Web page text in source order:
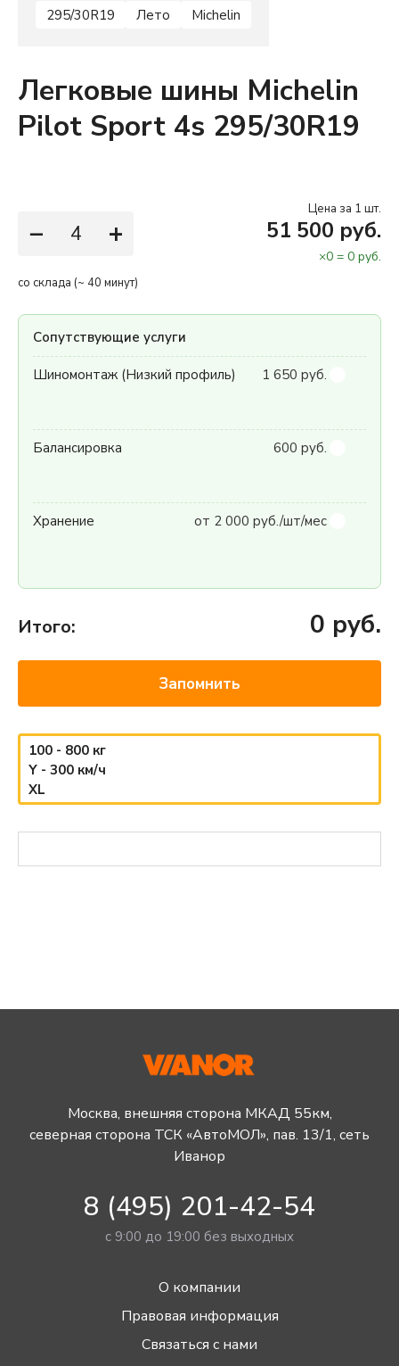
295/30R19 Лето Michelin
Легковые шины Michelin
Pilot Sport 4s 295/30R19
− +
Цена за 1 шт.
51 500 руб.
×0 = 0 руб.
со склада (~ 40 минут)
Сопутствующие услуги
Шиномонтаж (Низкий профиль) 1 650 руб.
Балансировка 600 руб.
Хранение от 2 000 руб./шт/мес
Итого: 0 руб.
Запомнить
100 - 800 кг
Y - 300 км/ч
XL
Москва, внешняя сторона МКАД 55км,
северная сторона ТСК «АвтоМОЛ», пав. 13/1, сеть
Иванор
8 (495) 201-42-54
с 9:00 до 19:00 без выходных
О компании
Правовая информация
Связаться с нами